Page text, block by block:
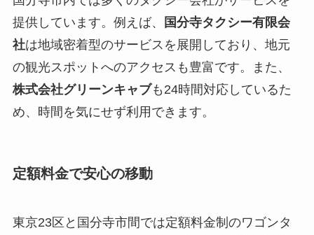
提供しています。例えば、
国分寺タクシー有限会
社は地域密着型のサービスを展開しており、地元
の観光スポットへのアクセスも豊富です。また、
株式会社グリーンキャブも24時間対応しているた
め、時間を気にせず利用できます。
定額料金で安心の移動
東京23区と国分寺市間では定額料金制のワゴンタ